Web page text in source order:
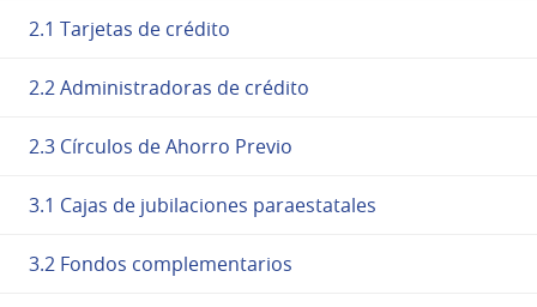
2.1 Tarjetas de crédito
2.2 Administradoras de crédito
2.3 Círculos de Ahorro Previo
3.1 Cajas de jubilaciones paraestatales
3.2 Fondos complementarios